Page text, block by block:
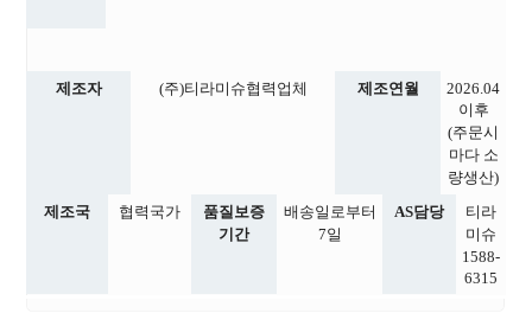
제조자 (주)티라미슈협력업체 제조연월
2026.04
이후
(주문시
마다 소
량생산)
제조국
협력국가
품질보증
기간
배송일로부터
7일
AS담당
티라
미슈
1588-
6315